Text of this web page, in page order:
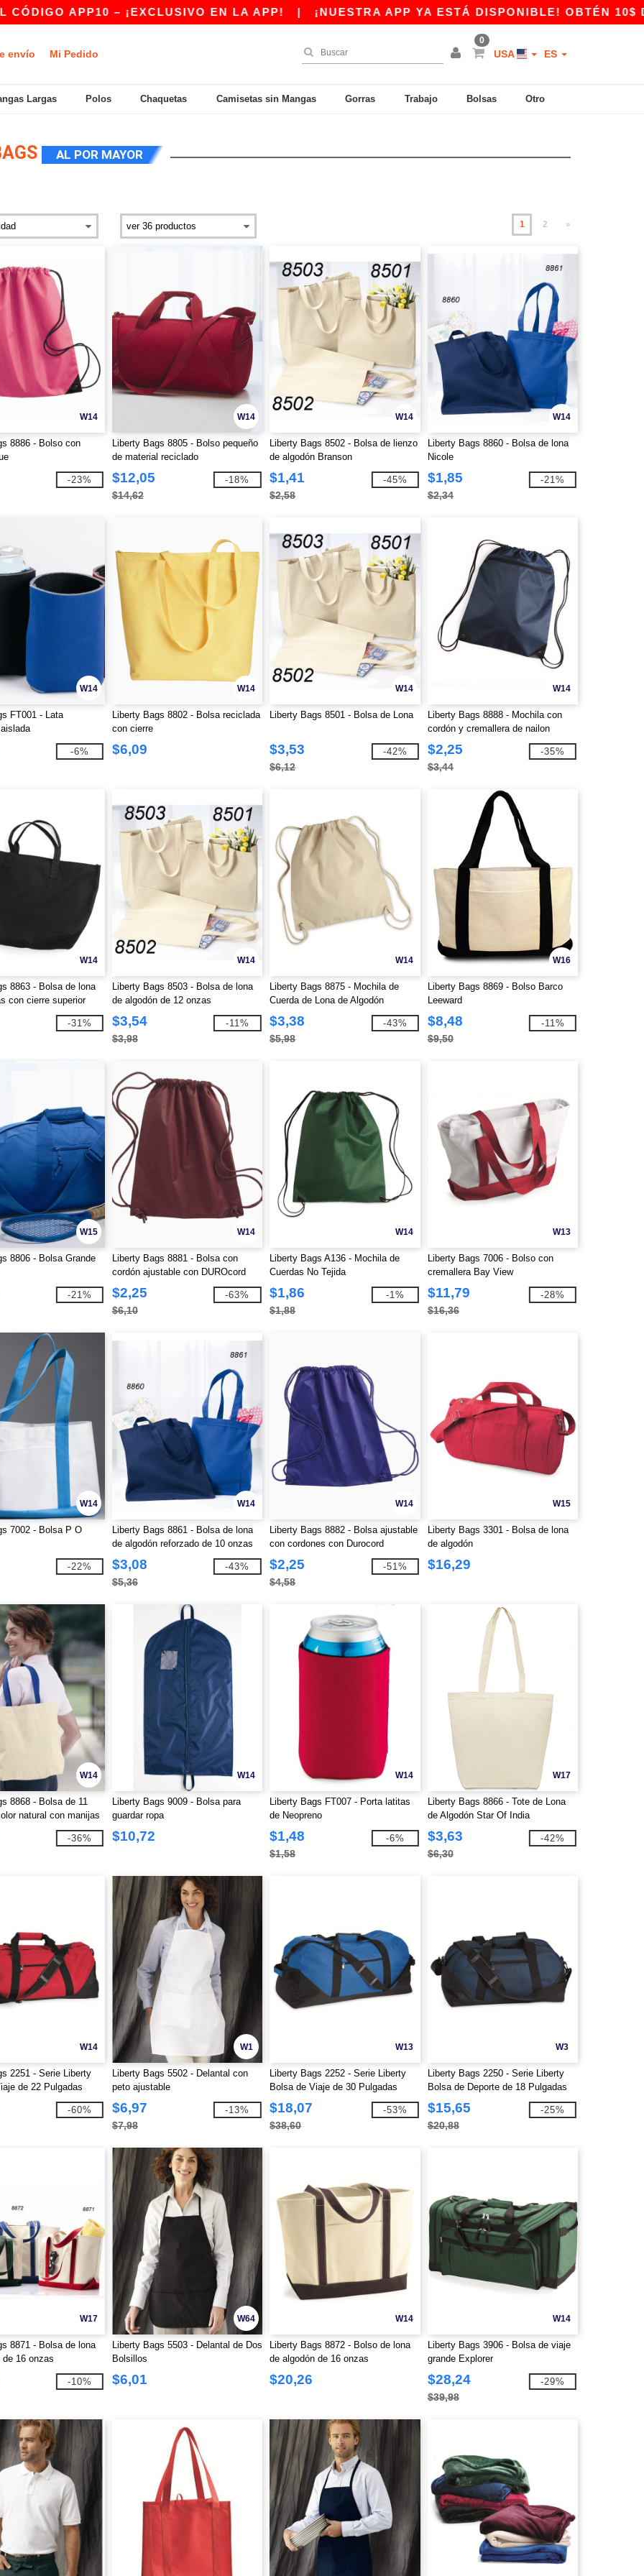
– ¡EXCLUSIVO EN LA APP!|¡NUESTRA APP YA ESTÁ DISPONIBLE! OBTÉN 10$ DE
envío Mi Pedido
0
USA ES
Largas Polos Chaquetas Camisetas sin Mangas Gorras Trabajo Bolsas Otro
AL POR MAYOR
1 2 »
W14
8886 - Bolso con
-23%
W14
Liberty Bags 8805 - Bolso pequeño
de material reciclado
$12,05
$14,62
-18%
W14
Liberty Bags 8502 - Bolsa de lienzo
de algodón Branson
$1,41
$2,58
-45%
W14
Liberty Bags 8860 - Bolsa de lona
Nicole
$1,85
$2,34
-21%
W14
FT001 - Lata
-6%
W14
Liberty Bags 8802 - Bolsa reciclada
con cierre
$6,09
W14
Liberty Bags 8501 - Bolsa de Lona
$3,53
$6,12
-42%
W14
Liberty Bags 8888 - Mochila con
cordón y cremallera de nailon
Denier
$2,25
$3,44
-35%
W14
8863 - Bolsa de lona
con cierre superior
-31%
W14
Liberty Bags 8503 - Bolsa de lona
de algodón de 12 onzas
$3,54
$3,98
-11%
W14
Liberty Bags 8875 - Mochila de
Cuerda de Lona de Algodón
$3,38
$5,98
-43%
W16
Liberty Bags 8869 - Bolso Barco
Leeward
$8,48
$9,50
-11%
W15
8806 - Bolsa Grande
-21%
W14
Liberty Bags 8881 - Bolsa con
cordón ajustable con DUROcord
$2,25
$6,10
-63%
W14
Liberty Bags A136 - Mochila de
Cuerdas No Tejida
$1,86
$1,88
-1%
W13
Liberty Bags 7006 - Bolso con
cremallera Bay View
$11,79
$16,36
-28%
W14
7002 - Bolsa P O
-22%
W14
Liberty Bags 8861 - Bolsa de lona
de algodón reforzado de 10 onzas
$3,08
$5,36
-43%
W14
Liberty Bags 8882 - Bolsa ajustable
con cordones con Durocord
$2,25
$4,58
-51%
W15
Liberty Bags 3301 - Bolsa de lona
de algodón
$16,29
W14
8868 - Bolsa de 11
natural con manijas
-36%
W14
Liberty Bags 9009 - Bolsa para
guardar ropa
$10,72
W14
Liberty Bags FT007 - Porta latitas
de Neopreno
$1,48
$1,58
-6%
W17
Liberty Bags 8866 - Tote de Lona
de Algodón Star Of India
$3,63
$6,30
-42%
W14
2251 - Serie Liberty
de 22 Pulgadas
-60%
W1
Liberty Bags 5502 - Delantal con
peto ajustable
$6,97
$7,98
-13%
W13
Liberty Bags 2252 - Serie Liberty
Bolsa de Viaje de 30 Pulgadas
$18,07
$38,60
-53%
W3
Liberty Bags 2250 - Serie Liberty
Bolsa de Deporte de 18 Pulgadas
$15,65
$20,88
-25%
W17
8871 - Bolsa de lona
de 16 onzas
-10%
W64
Liberty Bags 5503 - Delantal de Dos
Bolsillos
$6,01
W14
Liberty Bags 8872 - Bolso de lona
de algodón de 16 onzas
$20,26
W14
Liberty Bags 3906 - Bolsa de viaje
grande Explorer
$28,24
$39,98
-29%